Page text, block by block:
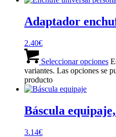
Adaptador
2.40€
Seleccionar opciones
variantes. Las opciones se
producto
Báscula
3.14€